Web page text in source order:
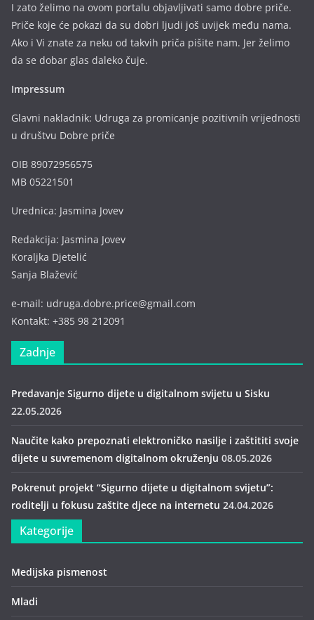
I zato želimo na ovom portalu objavljivati samo dobre priče.
Priče koje će pokazi da su dobri ljudi još uvijek među nama.
Ako i Vi znate za neku od takvih priča pišite nam. Jer želimo
da se dobar glas daleko čuje.
Impressum
Glavni nakladnik: Udruga za promicanje pozitivnih vrijednosti
u društvu Dobre priče
OIB 89072956575
MB 05221501
Urednica: Jasmina Jovev
Redakcija: Jasmina Jovev
Koraljka Djetelić
Sanja Blažević
e-mail: udruga.dobre.price@gmail.com
Kontakt: +385 98 212091
Zadnje
Predavanje Sigurno dijete u digitalnom svijetu u Sisku
22.05.2026
Naučite kako prepoznati elektroničko nasilje i zaštititi svoje
dijete u suvremenom digitalnom okruženju 08.05.2026
Pokrenut projekt “Sigurno dijete u digitalnom svijetu”:
roditelji u fokusu zaštite djece na internetu 24.04.2026
Kategorije
Medijska pismenost
Mladi